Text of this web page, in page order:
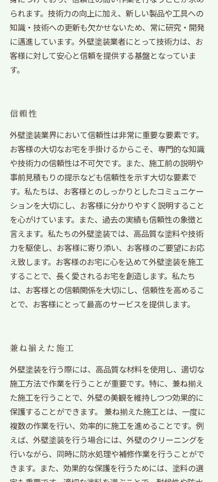
られます。技術力の向上に加え、新しい製品や工具への
知識・技術への更新も欠かせないため、常に研究・開発
に邁進しています。外壁塗装業者にとって技術力は、お
客様に対して安心と信頼を提供する基盤となっていま
す。
信頼性
外壁塗装業界において信頼性は非常に重要な要素です。
お客様の大切なお宅を手掛けるからこそ、専門的な知識
や技術力の信頼性は不可欠です。また、施工前の説明や
事前見積もりの提示なども信頼性を示す大切な要素で
す。私たちは、お客様とのしっかりとしたコミュニケー
ションを大切にし、お客様に分かりやすく説明すること
を心がけています。また、過去の実績も信頼性の象徴と
言えます。私たちの外壁塗装では、高品質な塗料や技術
力を駆使し、お客様に寄り添い、お客様のご要望にお応
え致します。お客様のお宅に心を込めて外壁塗装を施工
することで、長く愛されるお宅を創造します。私たち
は、お客様との信頼関係を大切にし、信頼性を高めるこ
とで、お客様にとって最高のサービスを提供します。
兼ね揃えた施工
外壁塗装を行う際には、高品質な材料を使用し、適切な
施工方法で作業を行うことが重要です。特に、兼ね揃え
た施工を行うことで、外壁の美観を維持しつつ効果的に
保護することができます。 兼ね揃えた施工とは、一度に
複数の作業を行い、効率的に施工を進めることです。例
えば、外壁塗装を行う場合には、外壁のクリーニングを
行いながら、同時に防水処理や補修作業を行うことがで
きます。また、効果的な保護を行うためには、塗料の選